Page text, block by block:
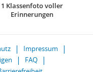
1 Klassenfoto voller
Erinnerungen
Impressum
FAQ